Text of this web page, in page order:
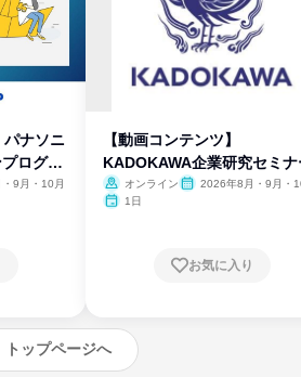
パナソニ
ログラ
9月・10月
【動画コンテンツ】
KADOKAWA企業研究セミナ
オンライン
2026年8月・9月・
1日
お気に入り
トップページへ